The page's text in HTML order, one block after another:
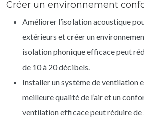
Créer un environnement
Améliorer l’isolation acoustique
extérieurs et créer un
isolation phonique efficace peut
de 10 à 20 décibels.
Installer un système de ventilation
meilleure qualité de l’air et un
ventilation efficace peut réduire